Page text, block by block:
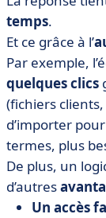
temps.
Et ce grâce à l’
Par exemple,
quelques clics
(fichiers
d’importer
termes, plus
De plus, un
d’autres
Un accès